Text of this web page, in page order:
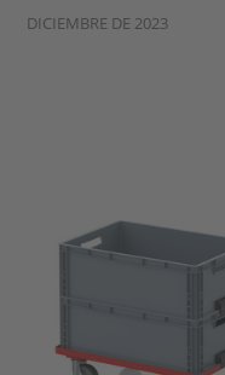
DICIEMBRE DE 2023